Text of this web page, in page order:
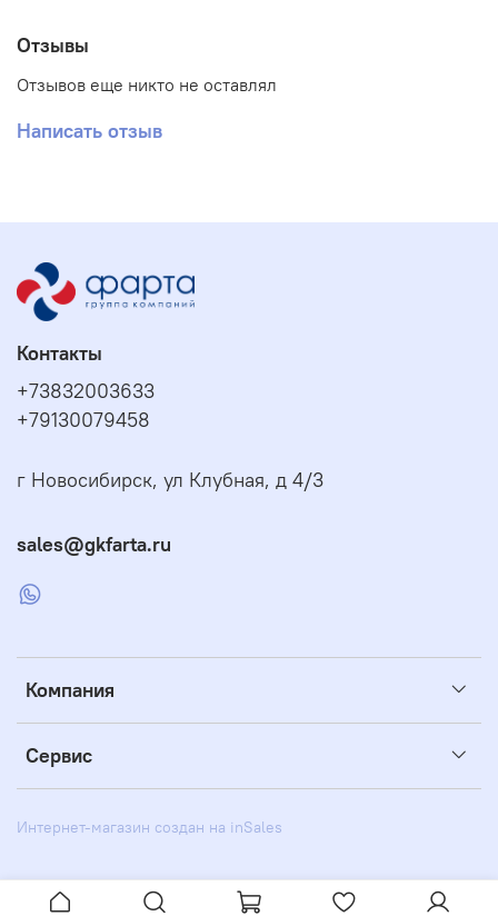
Отзывы
Отзывов еще никто не оставлял
Написать отзыв
Компания
Сервис
Контакты
+73832003633
+79130079458
г Новосибирск, ул Клубная, д 4/3
sales@gkfarta.ru
Интернет-магазин создан на inSales